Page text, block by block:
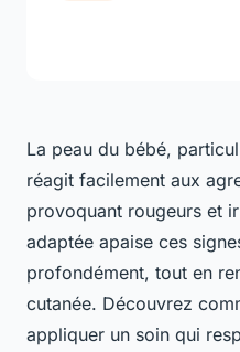
La peau du bébé,
réagit facilement aux
provoquant rougeurs et
adaptée apaise ces
profondément, tout en
cutanée. Découvrez
appliquer un soin qui